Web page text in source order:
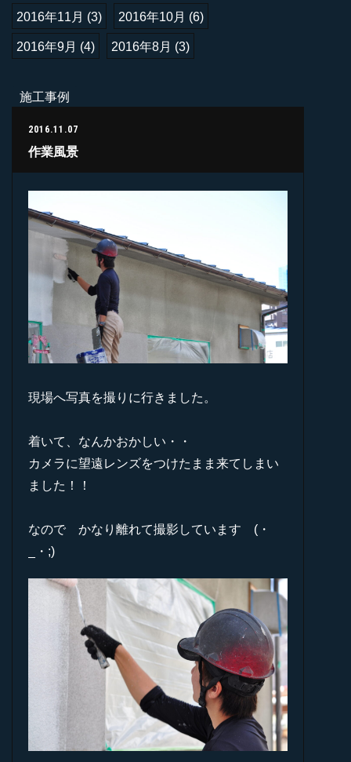
2016年11月 (3) 2016年10月 (6)
2016年9月 (4) 2016年8月 (3)
施工事例
2016.11.07
作業風景
現場へ写真を撮りに行きました。
着いて、なんかおかしい・・
カメラに望遠レンズをつけたまま来てしまい
ました！！
なので かなり離れて撮影しています (・
_・;)